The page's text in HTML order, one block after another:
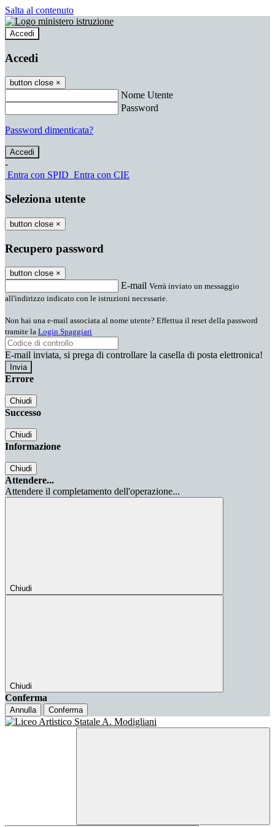
Salta al contenuto
Accedi
Accedi
button close ×
Nome Utente
Password
Password dimenticata?
-
Entra con SPID Entra con CIE
Seleziona utente
button close ×
Recupero password
button close ×
E-mail Verrà inviato un messaggio
all'indirizzo indicato con le istruzioni necessarie.
Non hai una e-mail associata al nome utente? Effettua il reset della password
tramite la Login Spaggiari
E-mail inviata, si prega di controllare la casella di posta elettronica!
Errore
Chiudi
Successo
Chiudi
Informazione
Chiudi
Attendere...
Attendere il completamento dell'operazione...
Chiudi
Chiudi
Conferma
Annulla Conferma